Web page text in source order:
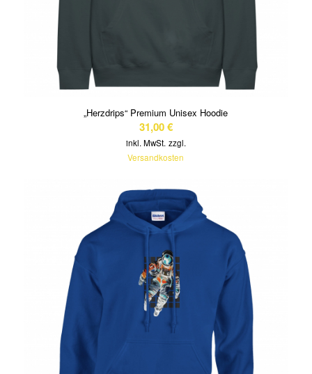
„Herzdrips“ Premium Unisex Hoodie
31,00€
inkl. MwSt. zzgl.
Versandkosten